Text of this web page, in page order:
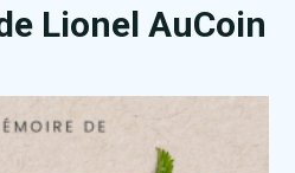
Lionel AuCoin